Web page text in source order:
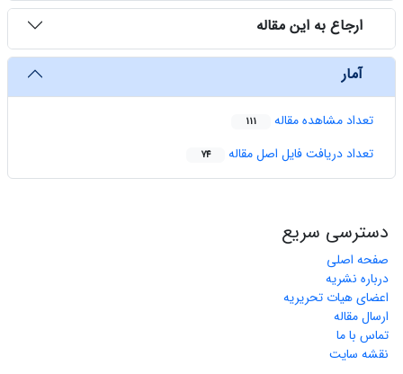
ارجاع به این مقاله
آمار
تعداد مشاهده مقاله 111
تعداد دریافت فایل اصل مقاله 74
دسترسی سریع
صفحه اصلی
درباره نشریه
اعضای هیات تحریریه
ارسال مقاله
تماس با ما
نقشه سایت